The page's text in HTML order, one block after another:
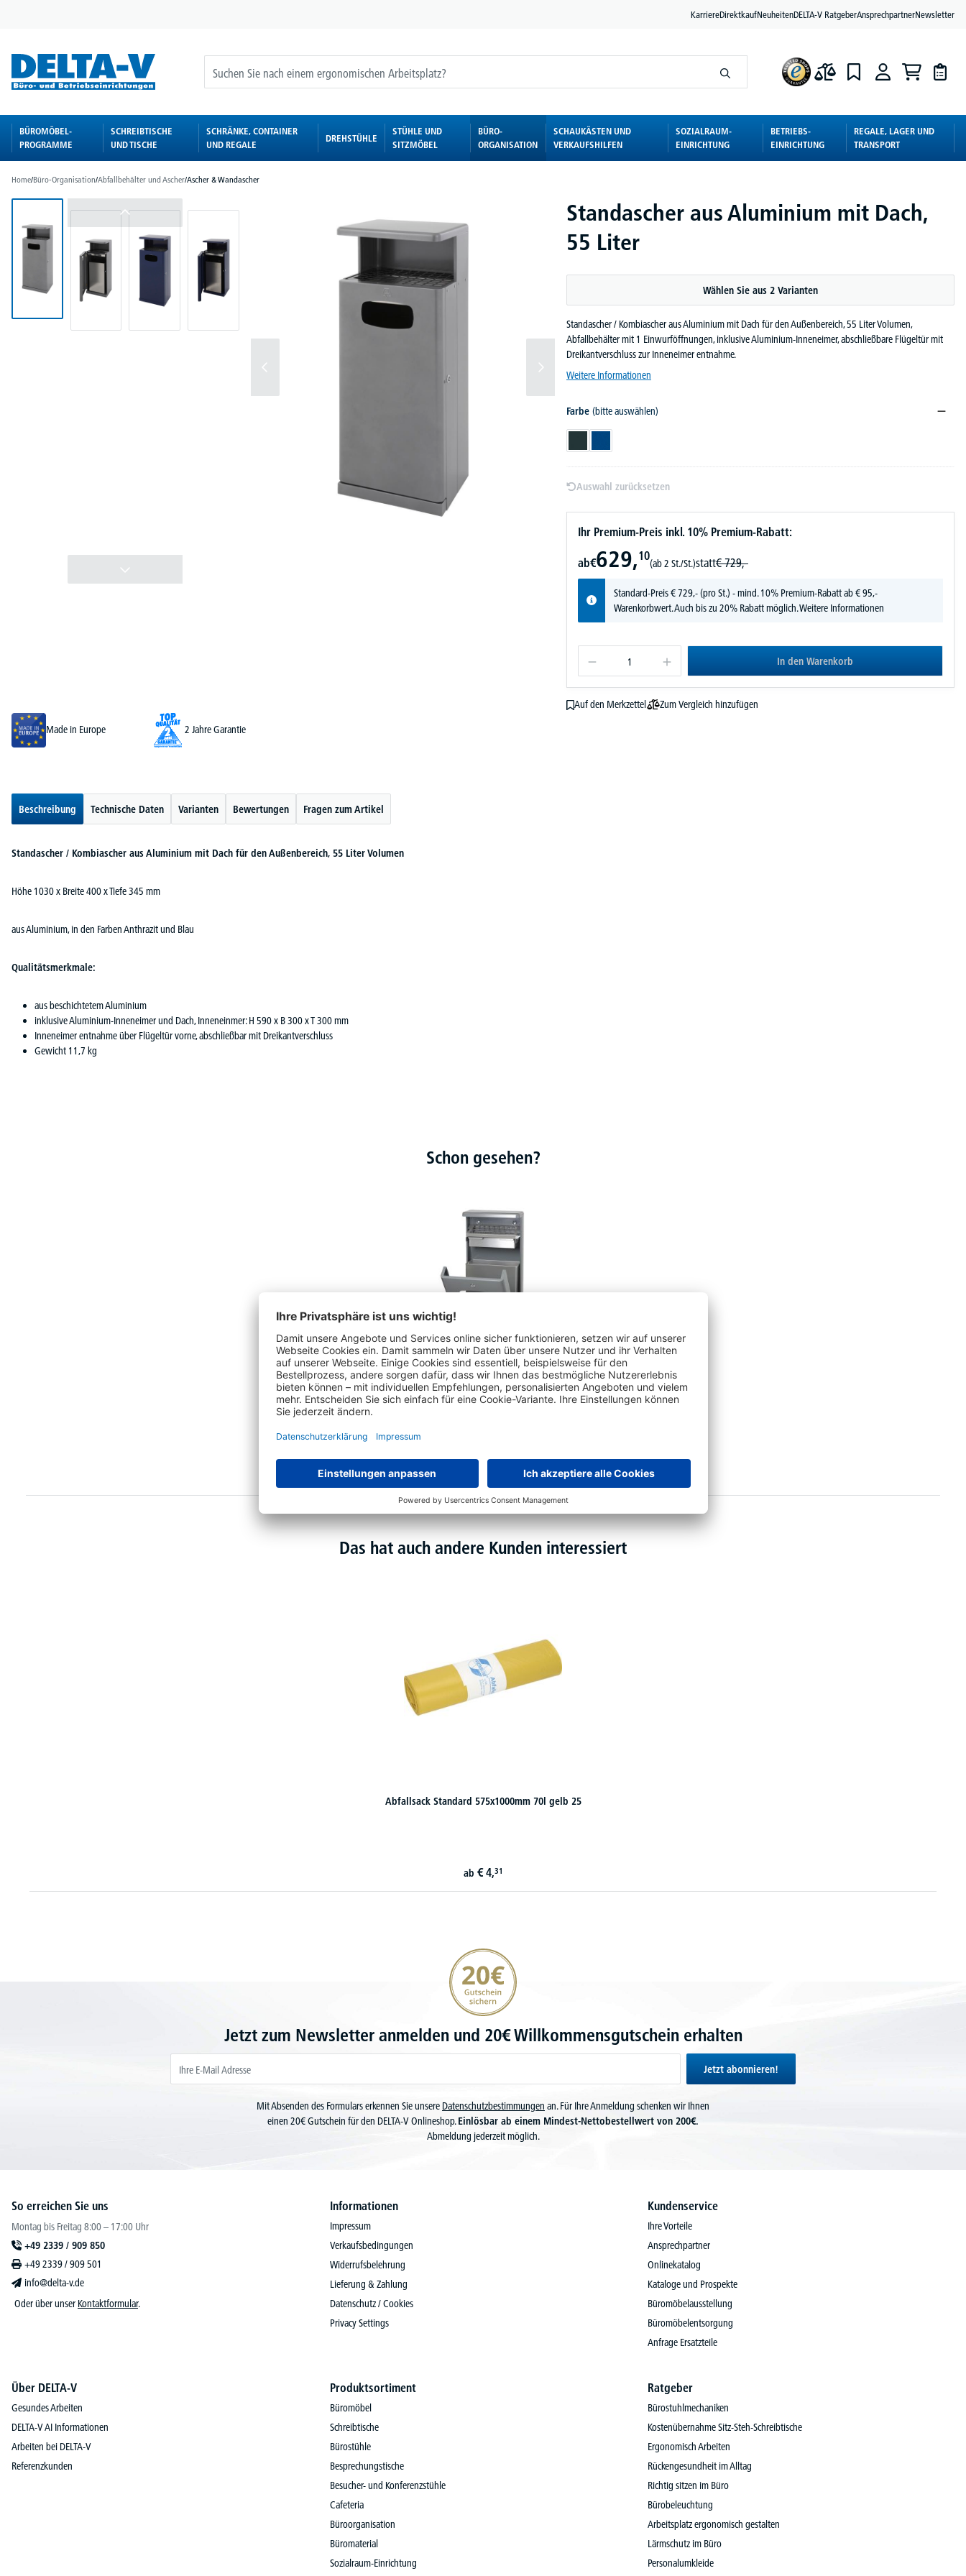
KarriereDirektkaufNeuheitenDELTA-V RatgeberAnsprechpartnerNewsletter
BÜROMÖBEL-
PROGRAMME
SCHREIBTISCHE
UND TISCHE
SCHRÄNKE, CONTAINER
UND REGALE
DREHSTÜHLE
STÜHLE UND
SITZMÖBEL
BÜRO-
ORGANISATION
SCHAUKÄSTEN UND
VERKAUFSHILFEN
SOZIALRAUM-
EINRICHTUNG
BETRIEBS-
EINRICHTUNG
REGALE, LAGER UND
TRANSPORT
Home/Büro-Organisation/Abfallbehälter und Ascher/Ascher & Wandascher
Standascher aus Aluminium mit Dach,
55 Liter
Wählen Sie aus 2 Varianten
Standascher / Kombiascher aus Aluminium mit Dach für den Außenbereich, 55 Liter Volumen,
Abfallbehälter mit 1 Einwurföffnungen, inklusive Aluminium-Inneneimer, abschließbare Flügeltür mit
Dreikantverschluss zur Inneneimer entnahme.
Weitere Informationen
Farbe (bitte auswählen)
Auswahl zurücksetzen
Ihr Premium-Preis inkl. 10% Premium-Rabatt:
ab€629,10
(ab 2 St./St.)statt€ 729,-
Standard-Preis€729,-(pro St.) - mind. 10% Premium-Rabatt ab € 95,-
Warenkorbwert. Auch bis zu 20% Rabatt möglich.Weitere Informationen
In den Warenkorb
Auf den Merkzettel
Zum Vergleich hinzufügen
Made in Europe
2 Jahre Garantie
Beschreibung Technische Daten Varianten Bewertungen Fragen zum Artikel
Standascher / Kombiascher aus Aluminium mit Dach für den Außenbereich, 55 Liter Volumen
Höhe 1030 x Breite 400 x Tiefe 345 mm
aus Aluminium, in den Farben Anthrazit und Blau
Qualitätsmerkmale:
aus beschichtetem Aluminium
inklusive Aluminium-Inneneimer und Dach, Inneneinmer: H 590 x B 300 x T 300 mm
Inneneimer entnahme über Flügeltür vorne, abschließbar mit Dreikantverschluss
Gewicht 11,7 kg
Schon gesehen?
Wandascher aus Aluminium mit Dach, 16/32 Liter
ab 399,-
Das hat auch andere Kunden interessiert
Abfallsack Standard 575x1000mm 70l gelb 25
ab € 4,31
20€ Gutschein sichern
Jetzt zum Newsletter anmelden und 20€ Willkommensgutschein erhalten
Jetzt abonnieren!
Mit Absenden des Formulars erkennen Sie unsere Datenschutzbestimmungen an. Für Ihre Anmeldung schenken wir Ihnen
einen 20€ Gutschein für den DELTA-V Onlineshop.Einlösbar ab einem Mindest-Nettobestellwert von 200€.
Abmeldung jederzeit möglich.
So erreichen Sie uns
Montag bis Freitag 8:00 – 17:00 Uhr
+49 2339 / 909 850
+49 2339 / 909 501
info@delta-v.de
Oder über unser Kontaktformular.
Informationen
Impressum
Verkaufsbedingungen
Widerrufsbelehrung
Lieferung & Zahlung
Datenschutz / Cookies
Privacy Settings
Kundenservice
Ihre Vorteile
Ansprechpartner
Onlinekatalog
Kataloge und Prospekte
Büromöbelausstellung
Büromöbelentsorgung
Anfrage Ersatzteile
Über DELTA-V
Gesundes Arbeiten
DELTA-V AI Informationen
Arbeiten bei DELTA-V
Referenzkunden
Produktsortiment
Büromöbel
Schreibtische
Bürostühle
Besprechungstische
Besucher- und Konferenzstühle
Cafeteria
Büroorganisation
Büromaterial
Sozialraum-Einrichtung
Ratgeber
Bürostuhlmechaniken
Kostenübernahme Sitz-Steh-Schreibtische
Ergonomisch Arbeiten
Rückengesundheit im Alltag
Richtig sitzen im Büro
Bürobeleuchtung
Arbeitsplatz ergonomisch gestalten
Lärmschutz im Büro
Personalumkleide